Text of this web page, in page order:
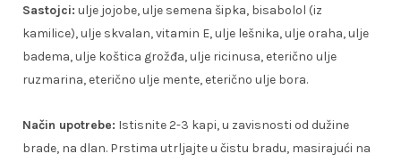
Sastojci: ulje jojobe, ulje semena šipka, bisabolol (iz
kamilice), ulje skvalan, vitamin E, ulje lešnika, ulje oraha, ulje
badema, ulje koštica grožđa, ulje ricinusa, eterično ulje
ruzmarina, eterično ulje mente, eterično ulje bora.
Način upotrebe: Istisnite 2-3 kapi, u zavisnosti od dužine
brade, na dlan. Prstima utrljajte u čistu bradu, masirajući na